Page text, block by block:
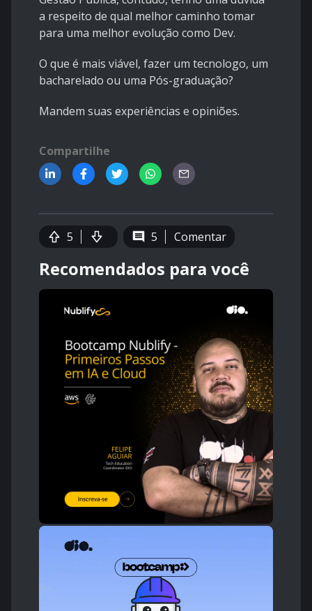
a respeito de qual melhor caminho tomar
para uma melhor evolução como Dev.
O que é mais viável, fazer um tecnologo, um
bacharelado ou uma Pós-graduação?
Mandem suas experiências e opiniões.
Compartilhe
5 5 Comentar
Recomendados para você